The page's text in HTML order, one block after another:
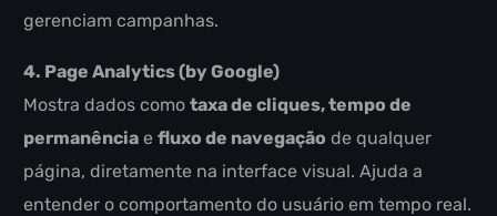
gerenciam campanhas.
4. Page Analytics (by Google)
Mostra dados comotaxa de cliques, tempo de
permanência efluxo de navegação de qualquer
página, diretamente na interface visual. Ajuda a
entender o comportamento do usuário em tempo real.